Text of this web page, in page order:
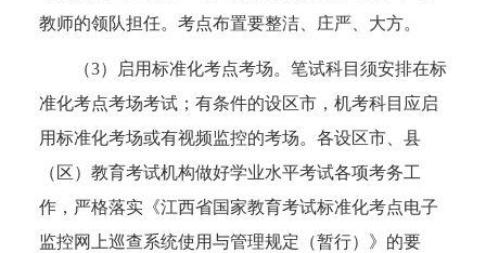
教师的领队担任。考点布置要整洁、庄严、大方。
（3）启用标准化考点考场。笔试科目须安排在标
准化考点考场考试；有条件的设区市，机考科目应启
用标准化考场或有视频监控的考场。各设区市、县
（区）教育考试机构做好学业水平考试各项考务工
作，严格落实《江西省国家教育考试标准化考点电子
监控网上巡查系统使用与管理规定（暂行）》的要